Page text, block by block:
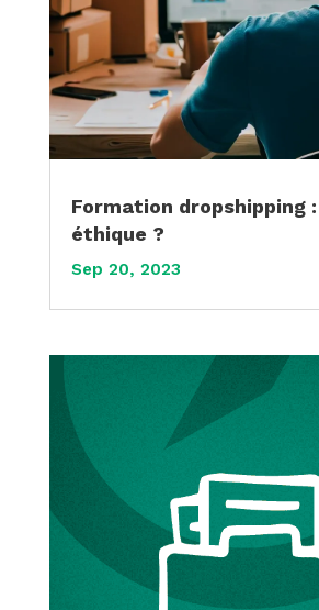
Formation dropshipping
éthique ?
Sep 20, 2023